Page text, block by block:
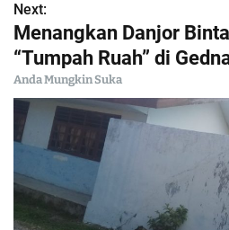
v
i
g
a
s
i
Next:
Menangkan Danjor
“Tumpah Ruah” di
Anda Mungkin Suka